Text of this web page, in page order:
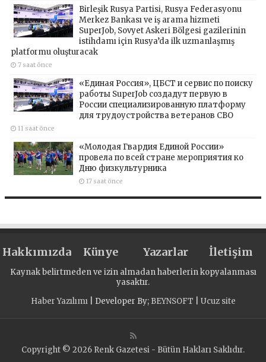
Birleşik Rusya Partisi, Rusya Federasyonu
Merkez Bankası ve iş arama hizmeti
SuperJob, Sovyet Askeri Bölgesi gazilerinin
istihdamı için Rusya’da ilk uzmanlaşmış
platformu oluşturacak
7 saat önce
«Единая Россия», ЦБСТ и сервис по поиску
работы SuperJob создадут первую в
России специализированную платформу
для трудоустройства ветеранов СВО
11 saat önce
«Молодая Гвардия Единой России»
провела по всей стране мероприятия ко
Дню физкультурника
17 saat önce
Hakkımızda Künye Yazarlar İletişim
Kaynak belirtmeden ve izin almadan haberlerin kopyalanması
yasaktır.
Haber Yazılımı| Developer By; BEYNSOFT Ucuz site
Copyright © 2026 Renk Gazetesi - Bütün Hakları Saklıdır.